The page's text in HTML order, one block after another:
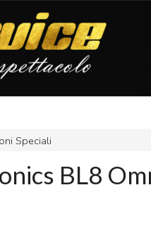
Speciali
BL8